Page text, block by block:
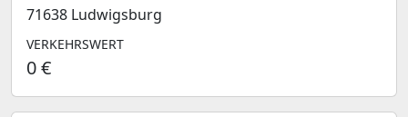
71638 Ludwigsburg
VERKEHRSWERT
0 €